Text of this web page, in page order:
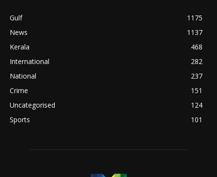
Gulf
1175
News
1137
Kerala
468
International
282
National
237
Crime
151
Uncategorised
124
Sports
101